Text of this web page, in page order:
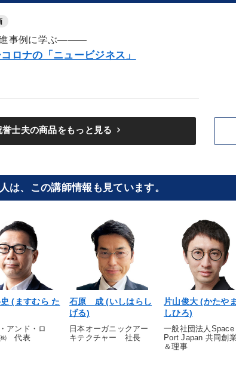
進事例に学ぶ―――
ロナの「ニュービジネス」
誉士夫の商品をもっと見る keyboard_arrow_right
は、この講師情報も見ています。
(ますむら た
アンド・ロ
代表
石原 成 (いしはらし
げる)
日本オーガニックアー
キテクチャー 社長
片山俊大 (かたや
しひろ)
一般社団法人Space
Port Japan 共同創
＆理事